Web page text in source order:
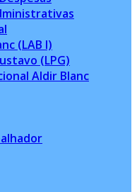
(LAB I)
(LPG)
Aldir Blanc